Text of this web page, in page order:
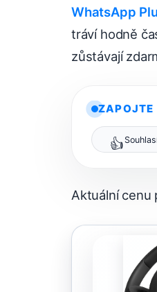
WhatsApp
tráví hodně
zůstávají
ZAPOJTE
👍
Aktuální cenu